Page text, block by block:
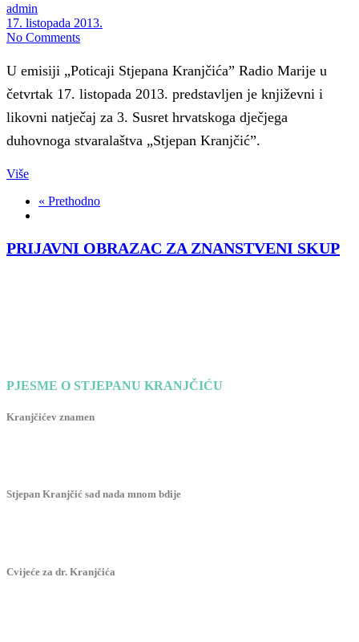
admin
17. listopada 2013.
No Comments
U emisiji „Poticaji Stjepana Kranjčića” Radio Marije u
četvrtak 17. listopada 2013. predstavljen je književni i
likovni natječaj za 3. Susret hrvatskoga dječjega
duhovnoga stvaralaštva „Stjepan Kranjčić”.
Više
« Prethodno
PRIJAVNI OBRAZAC ZA ZNANSTVENI SKUP
PJESME O STJEPANU KRANJČIĆU
Kranjčićev znamen
Stjepan Kranjčić sad nada mnom bdije
Cvijeće za dr. Kranjčića